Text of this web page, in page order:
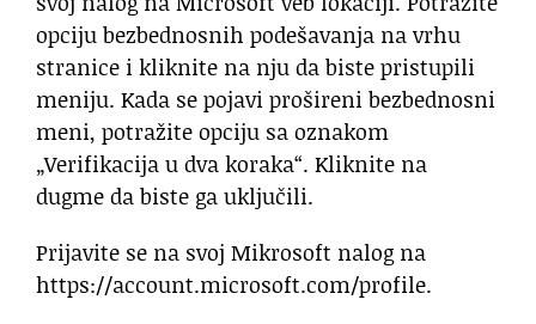
opciju bezbednosnih podešavanja na vrhu
stranice i kliknite na nju da biste pristupili
meniju. Kada se pojavi prošireni bezbednosni
meni, potražite opciju sa oznakom
„Verifikacija u dva koraka“. Kliknite na
dugme da biste ga uključili.
Prijavite se na svoj Mikrosoft nalog na
https://account.microsoft.com/profile.